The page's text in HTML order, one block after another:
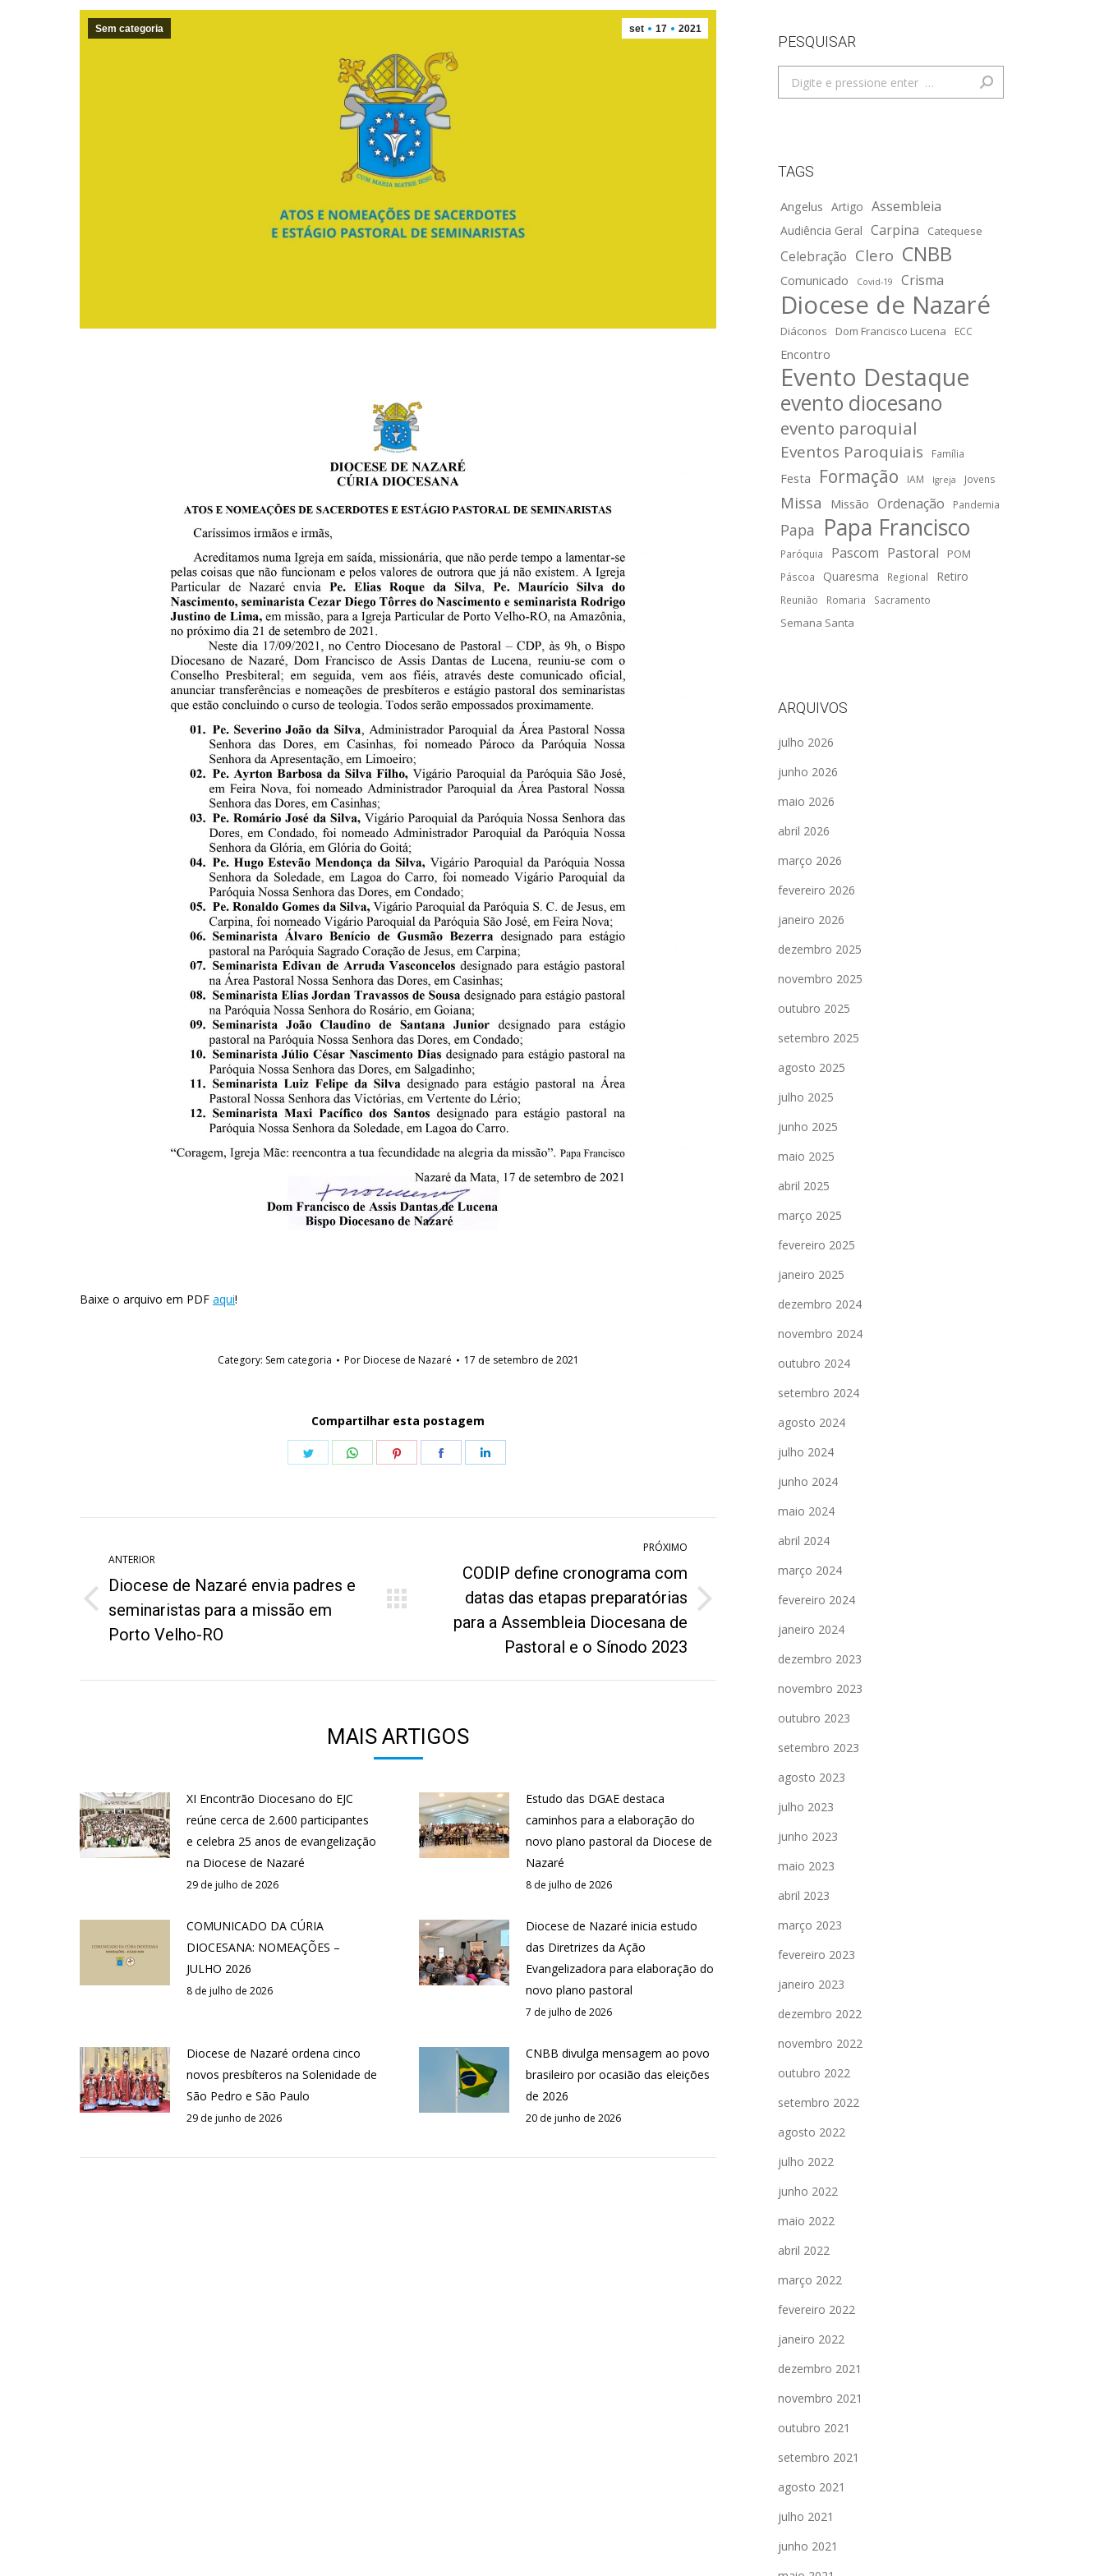
set 17 2021
Sem categoria
Baixe o arquivo em PDF aqui!
Category: Sem categoria PorDiocese de Nazaré 17 de setembro de 2021
Compartilhar esta postagem
Share Share
Share
Share
post:
ANTERIOR
Post
anterior:
Diocese de Nazaré envia padres e
seminaristas para a missão em
Porto Velho-RO
PRÓXIMO
Próximo
post:
CODIP define cronograma com
datas das etapas preparatórias
para a Assembleia Diocesana de
Pastoral e o Sínodo 2023
MAIS ARTIGOS
XI Encontrão Diocesano do EJC
reúne cerca de 2.600 participantes
e celebra 25 anos de evangelização
na Diocese de Nazaré
29 de julho de 2026
Estudo das DGAE destaca
caminhos para a elaboração do
novo plano pastoral da Diocese de
Nazaré
8 de julho de 2026
COMUNICADO DA CÚRIA
DIOCESANA: NOMEAÇÕES –
JULHO 2026
8 de julho de 2026
Diocese de Nazaré inicia estudo
das Diretrizes da Ação
Evangelizadora para elaboração do
novo plano pastoral
7 de julho de 2026
Diocese de Nazaré ordena cinco
novos presbíteros na Solenidade de
São Pedro e São Paulo
29 de junho de 2026
CNBB divulga mensagem ao povo
brasileiro por ocasião das eleições
de 2026
20 de junho de 2026
PESQUISAR
Search:
TAGS
Angelus Artigo Assembleia
Audiência Geral Carpina Catequese
Celebração Clero CNBB
Comunicado Covid-19 Crisma
Diocese de Nazaré
Diáconos Dom Francisco Lucena ECC
Encontro
Evento Destaque
evento diocesano
evento paroquial
Eventos Paroquiais Família
Festa Formação IAM Igreja Jovens
Missa Missão Ordenação Pandemia
Papa Papa Francisco
Paróquia Pascom Pastoral POM
Páscoa Quaresma Regional Retiro
Reunião Romaria Sacramento
Semana Santa
ARQUIVOS
julho 2026
junho 2026
maio 2026
abril 2026
março 2026
fevereiro 2026
janeiro 2026
dezembro 2025
novembro 2025
outubro 2025
setembro 2025
agosto 2025
julho 2025
junho 2025
maio 2025
abril 2025
março 2025
fevereiro 2025
janeiro 2025
dezembro 2024
novembro 2024
outubro 2024
setembro 2024
agosto 2024
julho 2024
junho 2024
maio 2024
abril 2024
março 2024
fevereiro 2024
janeiro 2024
dezembro 2023
novembro 2023
outubro 2023
setembro 2023
agosto 2023
julho 2023
junho 2023
maio 2023
abril 2023
março 2023
fevereiro 2023
janeiro 2023
dezembro 2022
novembro 2022
outubro 2022
setembro 2022
agosto 2022
julho 2022
junho 2022
maio 2022
abril 2022
março 2022
fevereiro 2022
janeiro 2022
dezembro 2021
novembro 2021
outubro 2021
setembro 2021
agosto 2021
julho 2021
junho 2021